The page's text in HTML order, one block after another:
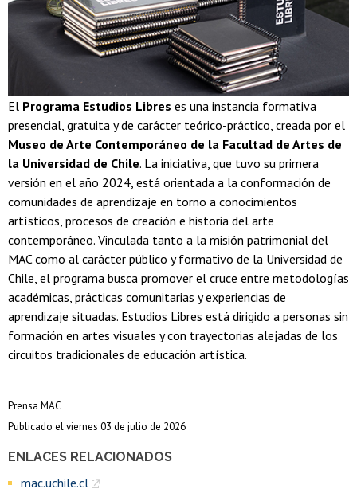
ENLACES RELACIONADOS
mac.uchile.cl
El Programa Estudios Libres es una instancia formativa
presencial, gratuita y de carácter teórico-práctico, creada por el
Museo de Arte Contemporáneo de la Facultad de Artes de
la Universidad de Chile. La iniciativa, que tuvo su primera
versión en el año 2024, está orientada a la conformación de
comunidades de aprendizaje en torno a conocimientos
artísticos, procesos de creación e historia del arte
contemporáneo. Vinculada tanto a la misión patrimonial del
MAC como al carácter público y formativo de la Universidad de
Chile, el programa busca promover el cruce entre metodologías
académicas, prácticas comunitarias y experiencias de
aprendizaje situadas. Estudios Libres está dirigido a personas sin
formación en artes visuales y con trayectorias alejadas de los
circuitos tradicionales de educación artística.
Prensa MAC
Publicado el viernes 03 de julio de 2026